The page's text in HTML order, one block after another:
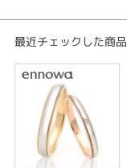
最近チェックした商品